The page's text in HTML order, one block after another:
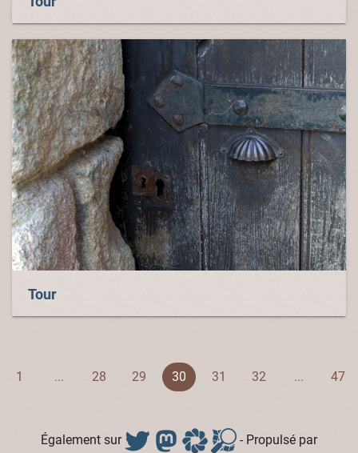
Tour
1 ... 28 29 30 31 32 ... 47
Également sur
- Propulsé par